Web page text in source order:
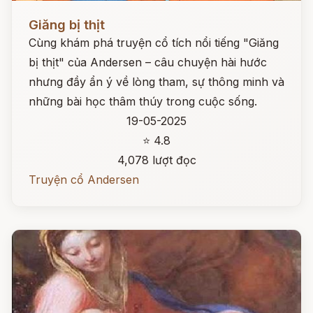
Giăng bị thịt
Cùng khám phá truyện cổ tích nổi tiếng "Giăng
bị thịt" của Andersen – câu chuyện hài hước
nhưng đầy ẩn ý về lòng tham, sự thông minh và
những bài học thâm thúy trong cuộc sống.
19-05-2025
⭐ 4.8
4,078 lượt đọc
Truyện cổ Andersen